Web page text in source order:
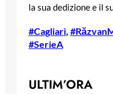
la sua dedizione e il
#Cagliari,
#SerieA
ULTIM’ORA